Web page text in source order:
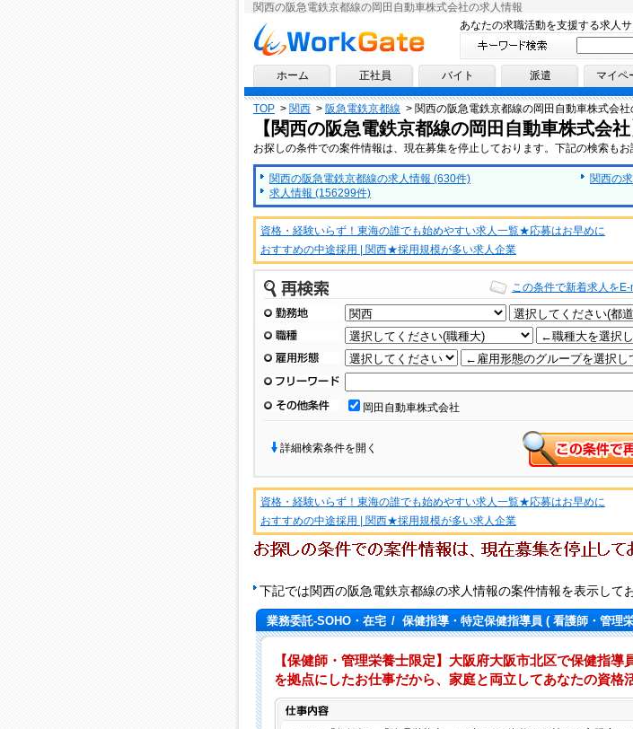
関西の阪急電鉄京都線の岡田自動車株式会社の求人情報
求人情報ならワークゲートへ！
あなたの求職活動を支援する求人
ホーム 正社員 バイト 派遣 マイペ
TOP > 関西 > 阪急電鉄京都線 > 関西の阪急電鉄京都線の岡田自動車株式会社
【関西の阪急電鉄京都線の岡田自動車株式会社
お探しの条件での案件情報は、現在募集を停止しております。下記の検索もお
関西の阪急電鉄京都線の求人情報 (630件)
関西の
求人情報 (156299件)
資格・経験いらず！東海の誰でも始めやすい求人一覧★応募はお早めに
おすすめの中途採用 | 関西★採用規模が多い求人企業
再検索 この条件で新着求人を
勤務地
職種
雇用形態
フリーワード
その他条件 岡田自動車株式会社
詳細検索条件を開く
資格・経験いらず！東海の誰でも始めやすい求人一覧★応募はお早めに
おすすめの中途採用 | 関西★採用規模が多い求人企業
下記では関西の阪急電鉄京都線の求人情報の案件情報を表示して
業務委託-SOHO・在宅 / 保健指導・特定保健指導員 ( 看護師・管理
【保健師・管理栄養士限定】大阪府大阪市北区で保健指導
を拠点にしたお仕事だから、家庭と両立してあなたの資格